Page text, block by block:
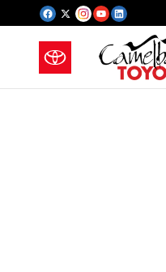
Saltar al contenido principal